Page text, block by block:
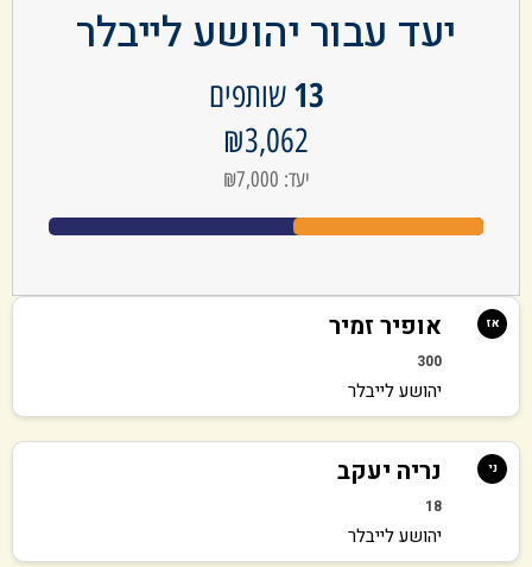
יעד עבור יהושע לייבלר
13 שותפים
₪3,062
יעד: ₪7,000
אופיר זמיר
300
יהושע לייבלר
אז
נריה יעקב
18
יהושע לייבלר
ני